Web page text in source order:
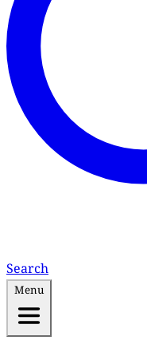
Search
Menu